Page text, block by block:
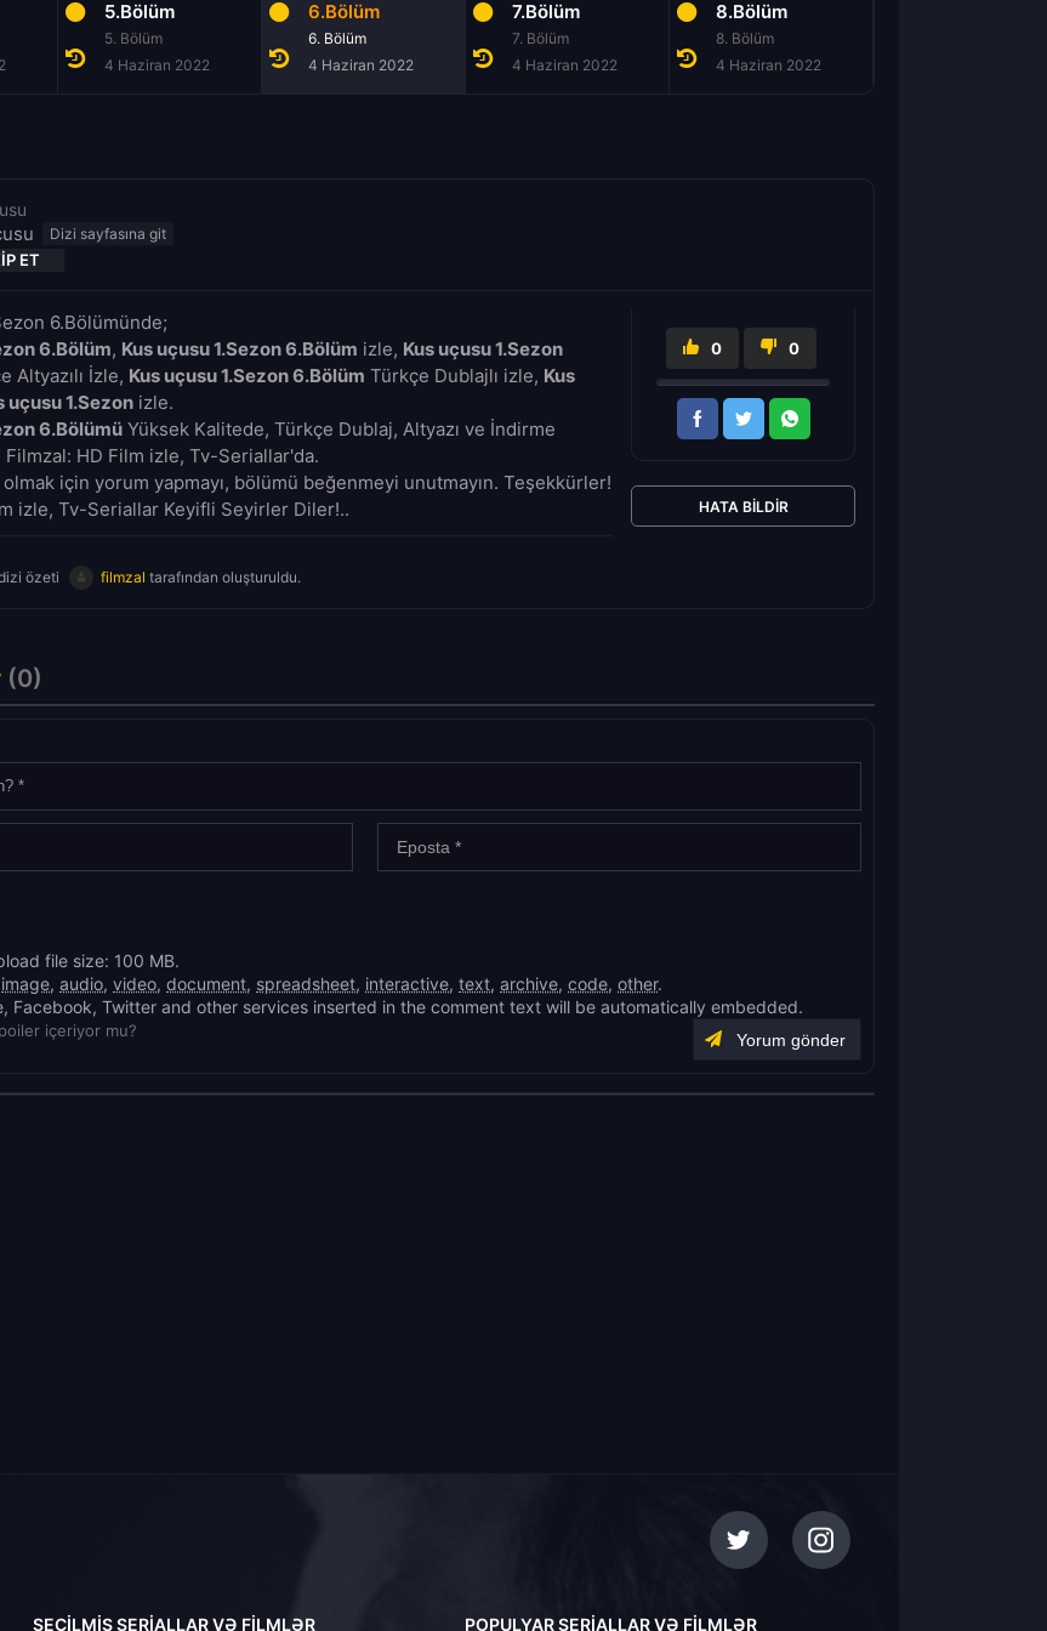
5.Bölüm
5. Bölüm
4 Haziran 2022
6.Bölüm
6. Bölüm
4 Haziran 2022
7.Bölüm
7. Bölüm
4 Haziran 2022
8.Bölüm
8. Bölüm
4 Haziran 2022
ET
6.Bölümünde;
6.Bölüm, Kus uçusu 1.Sezon 6.Bölüm izle, Kus uçusu 1.Sezon
Altyazılı İzle, Kus uçusu 1.Sezon 6.Bölüm Türkçe Dublajlı izle, Kus
uçusu 1.Sezon izle.
6.Bölümü Yüksek Kalitede, Türkçe Dublaj, Altyazı ve İndirme
HD Film izle, Tv-Seriallar'da.
için yorum yapmayı, bölümü beğenmeyi unutmayın. Teşekkürler!
izle, Tv-Seriallar Keyifli Seyirler Diler!..
özeti filmzal tarafından oluşturuldu.
0 0
HATA BILDIR
(0)
file size: 100 MB.
image, audio, video, document, spreadsheet, interactive, text, archive, code, other.
Facebook, Twitter and other services inserted in the comment text will be automatically embedded.
içeriyor mu?
SEÇILMIŞ SERIALLAR VƏ FILMLƏR POPULYAR SERIALLAR VƏ FILMLƏR